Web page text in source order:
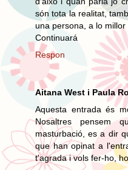
són tota la realitat,
una persona, a lo millor
Continuará
Respon
Aitana West i Paula
Aquesta entrada és
Nosaltres pensem
masturbació, es a dir
que han opinat a
t'agrada i vols fer-ho,